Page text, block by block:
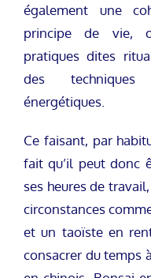
également une
principe de vie,
pratiques dites
des techniques
énergétiques.
Ce faisant, par
fait qu’il peut donc
ses heures de
circonstances
et un taoïste en
consacrer du temps